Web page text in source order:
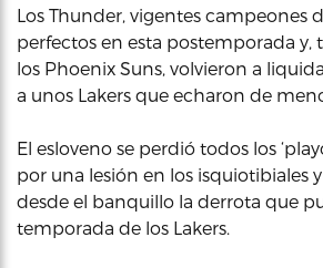
Los Thunder, vigentes campeones
perfectos en esta postemporada y,
los Phoenix Suns, volvieron a
a unos Lakers que echaron de
El esloveno se perdió todos los
por una lesión en los isquiotibiales
desde el banquillo la derrota que
temporada de los Lakers.